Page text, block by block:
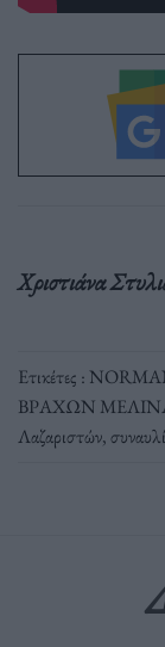
Χριστιάνα
Ετικέτες :
ΒΡΑΧΩΝ
Λαζαριστών,